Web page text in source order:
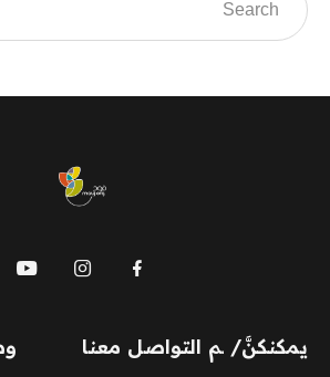
mauj
يمكنكنَّ/ ـم التواصل معنا